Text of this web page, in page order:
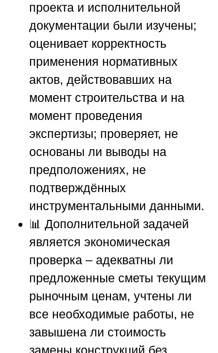
проекта и исполнительной
документации были изучены;
оценивает корректность
применения нормативных
актов, действовавших на
момент строительства и на
момент проведения
экспертизы; проверяет, не
основаны ли выводы на
предположениях, не
подтверждённых
инструментальными данными.
📊 Дополнительной задачей
является экономическая
проверка – адекватны ли
предложенные сметы текущим
рыночным ценам, учтены ли
все необходимые работы, не
завышена ли стоимость
замены конструкций без